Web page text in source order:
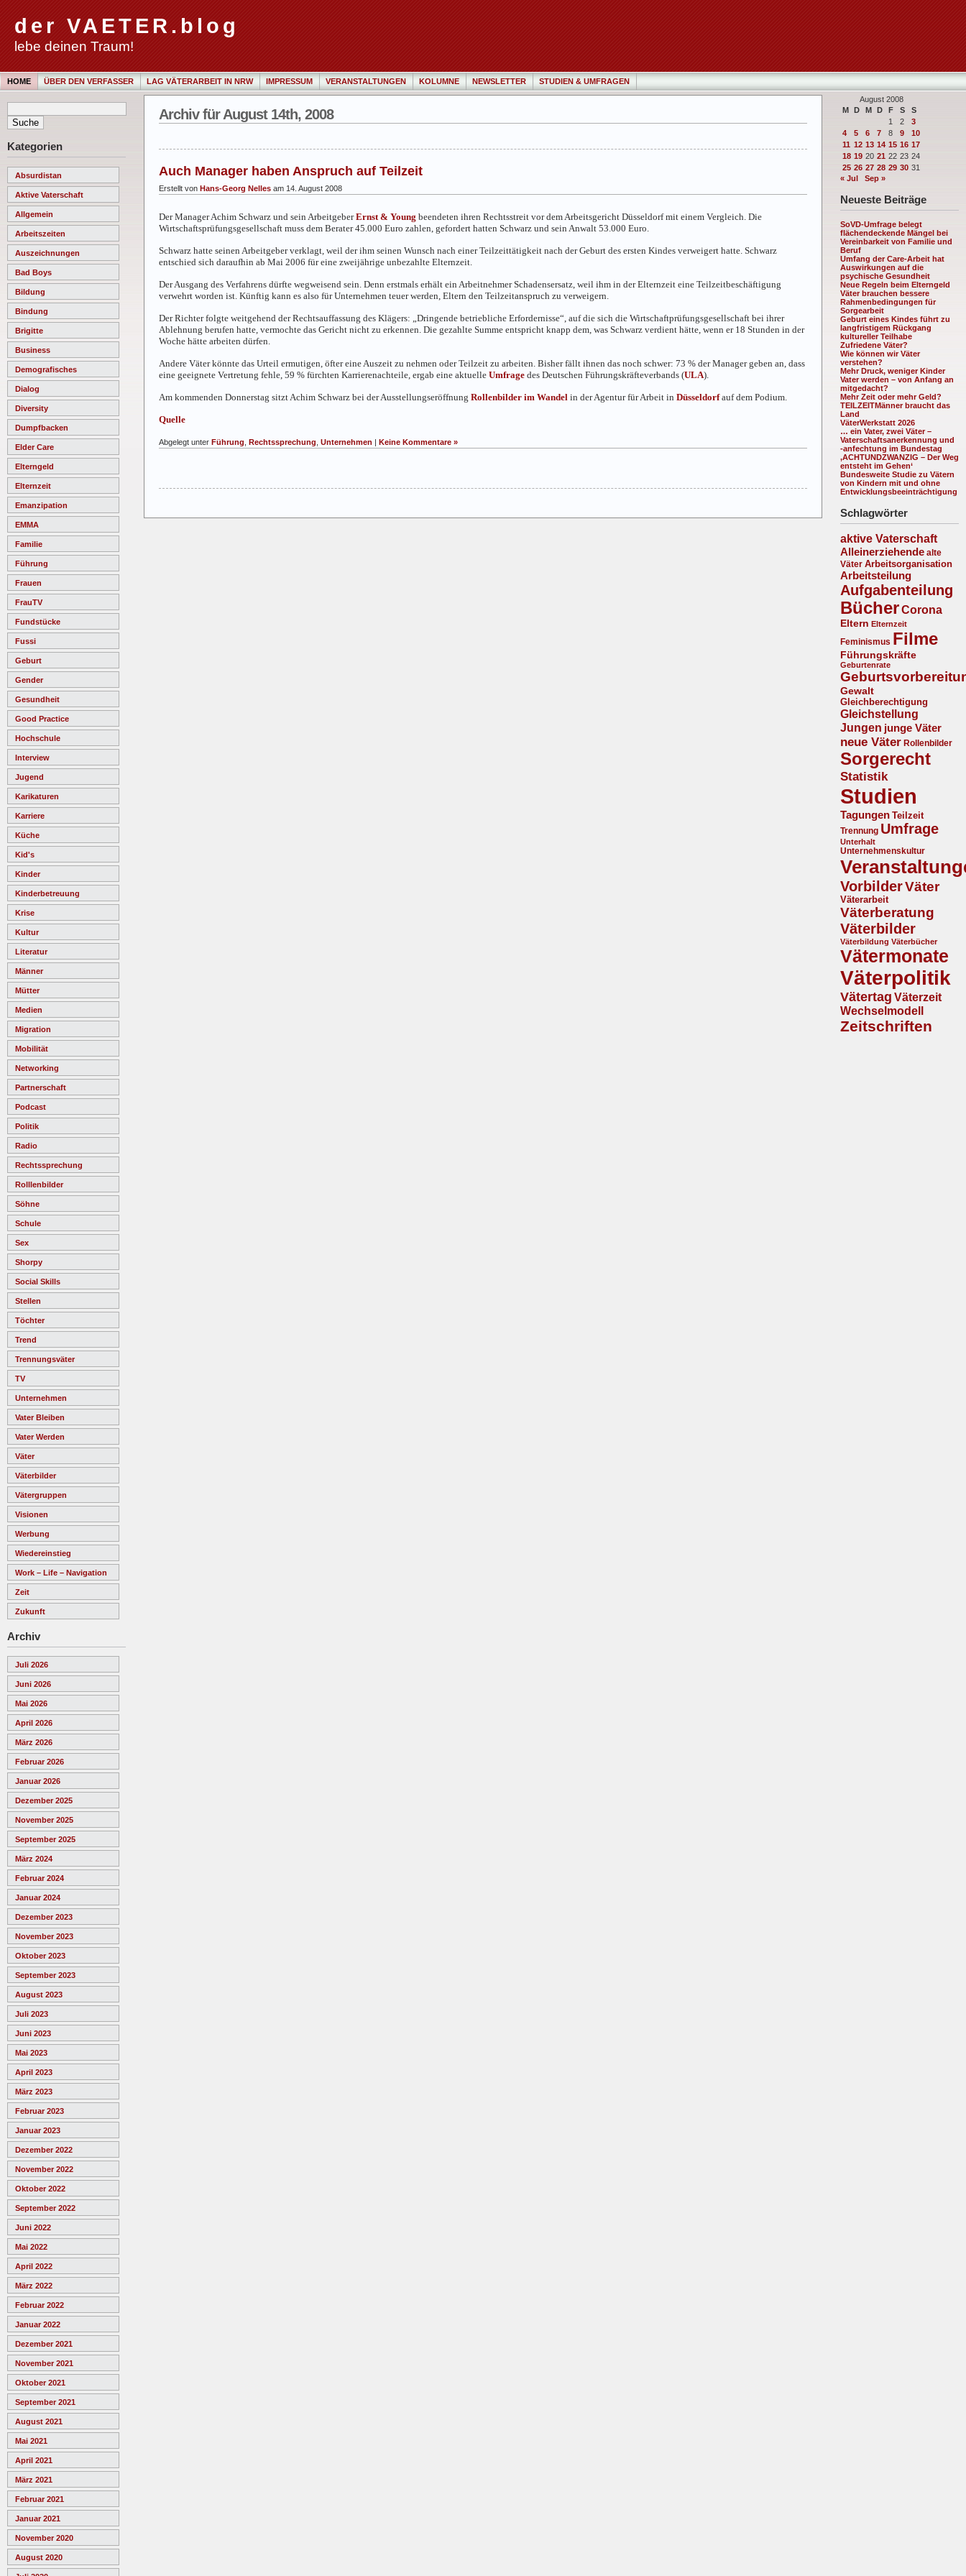
der VAETER.blog
lebe deinen Traum!
HOME ÜBER DEN VERFASSER LAG VÄTERARBEIT IN NRW IMPRESSUM VERANSTALTUNGEN KOLUMNE NEWSLETTER STUDIEN & UMFRAGEN
Kategorien
Absurdistan
Aktive Vaterschaft
Allgemein
Arbeitszeiten
Auszeichnungen
Bad Boys
Bildung
Bindung
Brigitte
Business
Demografisches
Dialog
Diversity
Dumpfbacken
Elder Care
Elterngeld
Elternzeit
Emanzipation
EMMA
Familie
Führung
Frauen
FrauTV
Fundstücke
Fussi
Geburt
Gender
Gesundheit
Good Practice
Hochschule
Interview
Jugend
Karikaturen
Karriere
Küche
Kid's
Kinder
Kinderbetreuung
Krise
Kultur
Literatur
Männer
Mütter
Medien
Migration
Mobilität
Networking
Partnerschaft
Podcast
Politik
Radio
Rechtssprechung
Rolllenbilder
Söhne
Schule
Sex
Shorpy
Social Skills
Stellen
Töchter
Trend
Trennungsväter
TV
Unternehmen
Vater Bleiben
Vater Werden
Väter
Väterbilder
Vätergruppen
Visionen
Werbung
Wiedereinstieg
Work – Life – Navigation
Zeit
Zukunft
Archiv
Juli 2026
Juni 2026
Mai 2026
April 2026
März 2026
Februar 2026
Januar 2026
Dezember 2025
November 2025
September 2025
März 2024
Februar 2024
Januar 2024
Dezember 2023
November 2023
Oktober 2023
September 2023
August 2023
Juli 2023
Juni 2023
Mai 2023
April 2023
März 2023
Februar 2023
Januar 2023
Dezember 2022
November 2022
Oktober 2022
September 2022
Juni 2022
Mai 2022
April 2022
März 2022
Februar 2022
Januar 2022
Dezember 2021
November 2021
Oktober 2021
September 2021
August 2021
Mai 2021
April 2021
März 2021
Februar 2021
Januar 2021
November 2020
August 2020
August 2008
M D M D F S
S
1
2
3
4
5 6 7 8 9
10
11 12 13 14 15 16 17
18 19 20 21 22 23 24
25 26 27 28 29 30 31
« Jul
Sep »
Neueste Beiträge
SoVD-Umfrage belegt
flächendeckende Mängel bei
Vereinbarkeit von Familie und
Beruf
Umfang der Care-Arbeit hat
Auswirkungen auf die
psychische Gesundheit
Neue Regeln beim Elterngeld
Väter brauchen bessere
Rahmenbedingungen für
Sorgearbeit
Geburt eines Kindes führt zu
langfristigem Rückgang
kultureller Teilhabe
Zufriedene Väter?
Wie können wir Väter
verstehen?
Mehr Druck, weniger Kinder
Vater werden – von Anfang an
mitgedacht?
Mehr Zeit oder mehr Geld?
TEILZEITMänner braucht das
Land
VäterWerkstatt 2026
… ein Vater, zwei Väter –
Vaterschaftsanerkennung und
-anfechtung im Bundestag
‚ACHTUNDZWANZIG – Der Weg
entsteht im Gehen‘
Bundesweite Studie zu Vätern
von Kindern mit und ohne
Entwicklungsbeeinträchtigung
Schlagwörter
aktive Vaterschaft
Alleinerziehende alte
Väter Arbeitsorganisation
Arbeitsteilung
Aufgabenteilung
BücherCorona
Eltern Elternzeit
Feminismus Filme
Führungskräfte
Geburtenrate
Gewalt
Gleichberechtigung
Gleichstellung
Jungen junge Väter
neue Väter Rollenbilder
Sorgerecht
Statistik
Studien
Tagungen Teilzeit
Trennung Umfrage
Unterhalt
Unternehmenskultur
VorbilderVäter
Väterarbeit
Väterberatung
Väterbilder
Väterbildung Väterbücher
Vätermonate
Väterpolitik
Vätertag Väterzeit
Wechselmodell
Zeitschriften
Archiv für August 14th, 2008
Auch Manager haben Anspruch auf Teilzeit
Erstellt von Hans-Georg Nelles am 14. August 2008
Der Manager Achim Schwarz und sein ArbeitgeberErnst & Young beendeten ihren Rechtsstreit vor dem Arbeitsgericht Düsseldorf mit einem Vergleich. Die
Wirtschaftsprüfungsgesellschaft muss dem Berater 45.000 Euro zahlen, gefordert hatten Schwarz und sein Anwalt 53.000 Euro.
Schwarz hatte seinen Arbeitgeber verklagt, weil der ihm seinen Wunsch nach einer Teilzeittätigkeit nach der Geburt des ersten Kindes verweigert hatte. Schwarz
entschied sich daraufhin ab Mai 2006 für eine zweijährige unbezahlte Elternzeit.
Der Ausgang des Verfahrens dürfte wegweisend sein. Denn erstmals erhält ein Arbeitnehmer Schadensersatz, weil ihm in der Elternzeit eine Teilzeitbeschäftigung
verwehrt worden ist. Künftig kann es also für Unternehmen teuer werden, Eltern den Teilzeitanspruch zu verweigern.
Der Richter folgte weitgehend der Rechtsauffassung des Klägers: „Dringende betriebliche Erfordernisse“, auf die sich die Wirtschaftprüfungsgesellschaft bei ihrer
Ablehnung berufen hatte, vermochte das Gericht nicht zu erkennen. Die gezahlte Summe entspricht knapp dem, was Schwarz verdient hätte, wenn er 18 Stunden in der
Woche hätte arbeiten dürfen.
Andere Väter könnte das Urteil ermutigen, öfter eine Auszeit zu nehmen oder Teilzeit zu arbeiten. Bisher fällt ihnen das noch schwer: 73 % der Manager geben an, dass
eine geeignete Vertretung fehle, 59 % fürchten Karrierenachteile, ergab eine aktuelle Umfrage des Deutschen Führungskräfteverbands (ULA).
Am kommenden Donnerstag sitzt Achim Schwarz bei der Ausstellungseröffnung Rollenbilder im Wandel in der Agentur für Arbeit in Düsseldorfauf dem Podium.
Quelle
Abgelegt unter Führung Rechtssprechung Unternehmen | Keine Kommentare »